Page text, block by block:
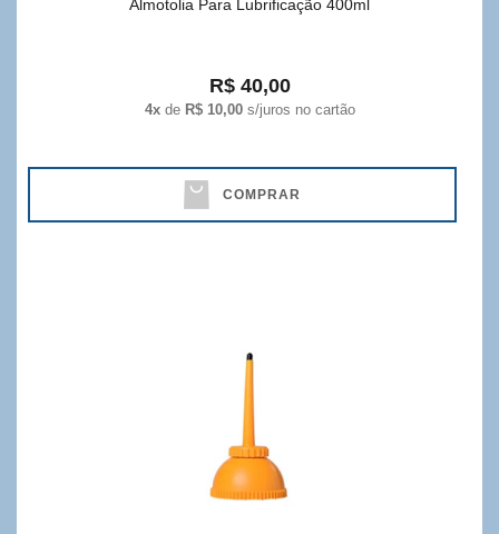
Almotolia Para Lubrificação 400ml
R$ 40,00
4xde R$ 10,00s/juros no cartão
COMPRAR